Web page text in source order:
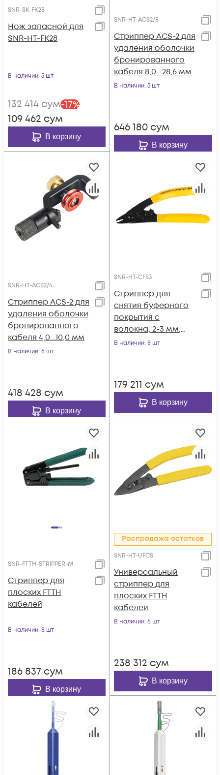
SNR-SK-FK28
Нож запасной для
SNR-HT-FK28
В наличии: 5 шт
132 414 сум-17%
109 462 сум
В корзину
SNR-HT-ACS2/8
Стриппер ACS-2 для
удаления оболочки
бронированного
кабеля 8,0...28,6 мм
В наличии: 5 шт
646 180 сум
В корзину
SNR-HT-ACS2/4
Стриппер ACS-2 для
удаления оболочки
бронированного
кабеля 4,0...10,0 мм
В наличии: 6 шт
418 428 сум
В корзину
SNR-HT-CFS3
Стриппер для
снятия буферного
покрытия с
волокна, 2-3 мм,
900мкм, 250мкм,
В наличии: 8 шт
179 211 сум
В корзину
SNR-FTTH-STRIPPER-M
Стриппер для
плоских FTTH
кабелей
В наличии: 8 шт
186 837 сум
В корзину
Распродажа остатков
SNR-HT-UFCS
Универсальный
стриппер для
плоских FTTH
кабелей
В наличии: 6 шт
238 312 сум
В корзину